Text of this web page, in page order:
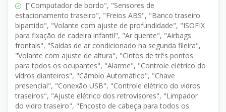
["Computador de bordo", "Sensores de
estacionamento traseiro", "Freios ABS", "Banco traseiro
bipartido", "Volante com ajuste de profundidade", "ISOFIX
para fixação de cadeira infantil", "Ar quente", "Airbags
frontais", "Saídas de ar condicionado na segunda fileira",
"Volante com ajuste de altura", "Cintos de três pontos
para todos os ocupantes", "Alarme", "Controle elétrico do
vidros dianteiros", "Câmbio Automático", "Chave
presencial", "Conexão USB", "Controle elétrico do vidros
traseiros", "Ajuste elétrico dos retrovisores", "Limpador
do vidro traseiro", "Encosto de cabeça para todos os